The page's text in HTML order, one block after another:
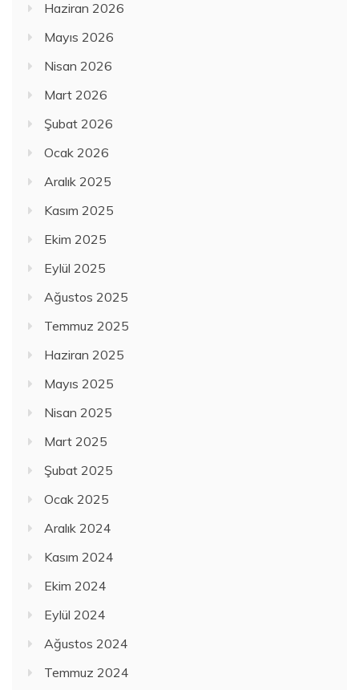
Haziran 2026
Mayıs 2026
Nisan 2026
Mart 2026
Şubat 2026
Ocak 2026
Aralık 2025
Kasım 2025
Ekim 2025
Eylül 2025
Ağustos 2025
Temmuz 2025
Haziran 2025
Mayıs 2025
Nisan 2025
Mart 2025
Şubat 2025
Ocak 2025
Aralık 2024
Kasım 2024
Ekim 2024
Eylül 2024
Ağustos 2024
Temmuz 2024